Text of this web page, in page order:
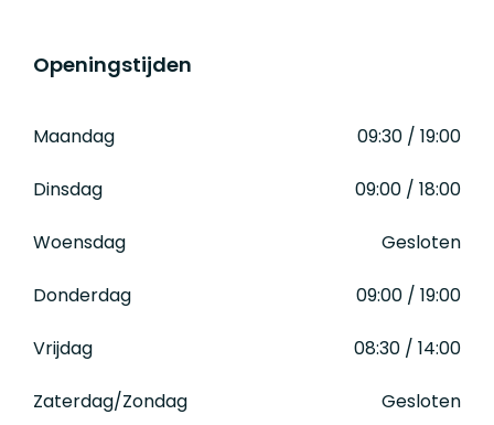
Openingstijden
Maandag 09:30 / 19:00
Dinsdag 09:00 / 18:00
Woensdag Gesloten
Donderdag 09:00 / 19:00
Vrijdag 08:30 / 14:00
Zaterdag/Zondag Gesloten